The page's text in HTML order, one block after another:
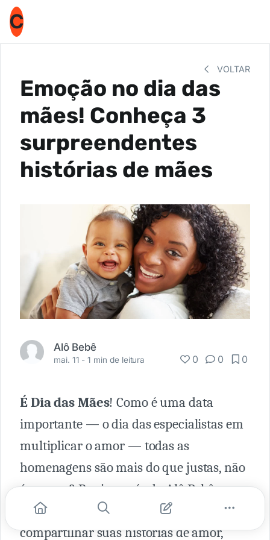
C
VOLTAR
Emoção no dia das
mães! Conheça 3
surpreendentes
histórias de mães
Alô Bebê
mai. 11 -1 min de leitura 0 0 0
É Dia das Mães! Como é uma data
importante — o dia das especialistas em
multiplicar o amor — todas as
homenagens são mais do que justas, não
é mesmo? Por isso, nós da Alô Bebê,
convidamos três mamães para
compartilhar suas histórias de amor,